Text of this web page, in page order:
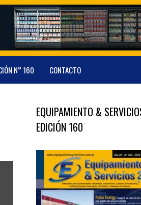
N° 160 CONTACTO
EQUIPAMIENTO &
EDICIÓN 160